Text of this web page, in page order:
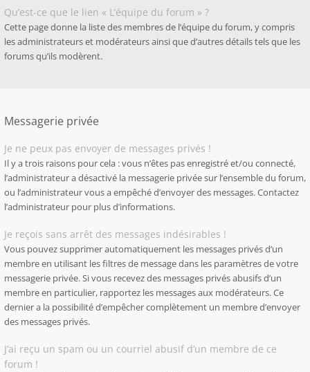
Qu’est-ce que le lien « L’équipe du forum » ?
Cette page donne la liste des membres de l’équipe du forum, y compris
les administrateurs et modérateurs ainsi que d’autres détails tels que les
forums qu’ils modèrent.
Messagerie privée
Je ne peux pas envoyer de messages privés !
Il y a trois raisons pour cela : vous n’êtes pas enregistré et/ou connecté,
l’administrateur a désactivé la messagerie privée sur l’ensemble du forum,
ou l’administrateur vous a empêché d’envoyer des messages. Contactez
l’administrateur pour plus d’informations.
Je reçois sans arrêt des messages indésirables !
Vous pouvez supprimer automatiquement les messages privés d’un
membre en utilisant les filtres de message dans les paramètres de votre
messagerie privée. Si vous recevez des messages privés abusifs d’un
membre en particulier, rapportez les messages aux modérateurs. Ce
dernier a la possibilité d’empêcher complètement un membre d’envoyer
des messages privés.
J’ai reçu un spam ou un courriel abusif d’un membre de ce
forum !